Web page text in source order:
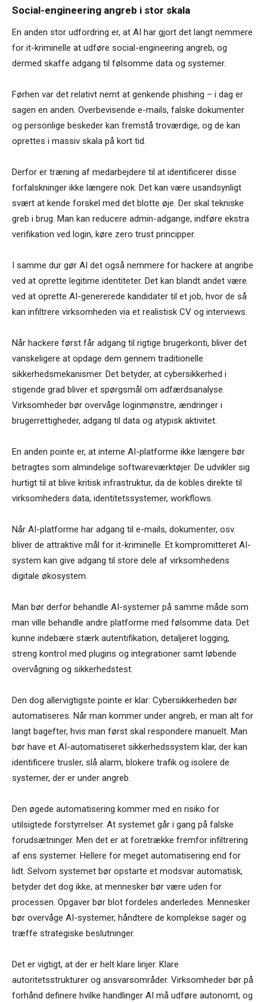
Social-engineering angreb i stor skala
En anden stor udfordring er, at AI har gjort det langt nemmere
for it-kriminelle at udføre social-engineering angreb, og
dermed skaffe adgang til følsomme data og systemer.
Førhen var det relativt nemt at genkende phishing – i dag er
sagen en anden. Overbevisende e-mails, falske dokumenter
og personlige beskeder kan fremstå troværdige, og de kan
oprettes i massiv skala på kort tid.
Derfor er træning af medarbejdere til at identificerer disse
forfalskninger ikke længere nok. Det kan være usandsynligt
svært at kende forskel med det blotte øje. Der skal tekniske
greb i brug. Man kan reducere admin-adgange, indføre ekstra
verifikation ved login, køre zero trust principper.
I samme dur gør AI det også nemmere for hackere at angribe
ved at oprette legitime identiteter. Det kan blandt andet være
ved at oprette AI-genererede kandidater til et job, hvor de så
kan infiltrere virksomheden via et realistisk CV og interviews.
Når hackere først får adgang til rigtige brugerkonti, bliver det
vanskeligere at opdage dem gennem traditionelle
sikkerhedsmekanismer. Det betyder, at cybersikkerhed i
stigende grad bliver et spørgsmål om adfærdsanalyse.
Virksomheder bør overvåge loginmønstre, ændringer i
brugerrettigheder, adgang til data og atypisk aktivitet.
En anden pointe er, at interne AI-platforme ikke længere bør
betragtes som almindelige softwareværktøjer. De udvikler sig
hurtigt til at blive kritisk infrastruktur, da de kobles direkte til
virksomheders data, identitetssystemer, workflows.
Når AI-platforme har adgang til e-mails, dokumenter, osv.
bliver de attraktive mål for it-kriminelle. Et kompromitteret AI-
system kan give adgang til store dele af virksomhedens
digitale økosystem.
Man bør derfor behandle AI-systemer på samme måde som
man ville behandle andre platforme med følsomme data. Det
kunne indebære stærk autentifikation, detaljeret logging,
streng kontrol med plugins og integrationer samt løbende
overvågning og sikkerhedstest.
Den dog allervigtigste pointe er klar: Cybersikkerheden bør
automatiseres. Når man kommer under angreb, er man alt for
langt bagefter, hvis man først skal respondere manuelt. Man
bør have et AI-automatiseret sikkerhedssystem klar, der kan
identificere trusler, slå alarm, blokere trafik og isolere de
systemer, der er under angreb.
Den øgede automatisering kommer med en risiko for
utilsigtede forstyrrelser. At systemet går i gang på falske
forudsætninger. Men det er at foretrække fremfor infiltrering
af ens systemer. Hellere for meget automatisering end for
lidt. Selvom systemet bør opstarte et modsvar automatisk,
betyder det dog ikke, at mennesker bør være uden for
processen. Opgaver bør blot fordeles anderledes. Mennesker
bør overvåge AI-systemer, håndtere de komplekse sager og
træffe strategiske beslutninger.
Det er vigtigt, at der er helt klare linjer. Klare
autoritetsstrukturer og ansvarsområder. Virksomheder bør på
forhånd definere hvilke handlinger AI må udføre autonomt, og